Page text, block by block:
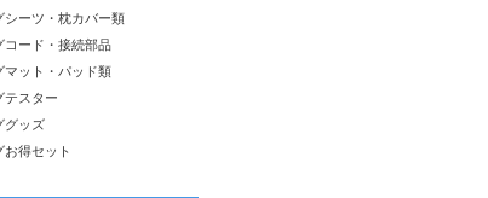
シーツ・枕カバー類
コード・接続部品
マット・パッド類
テスター
グッズ
お得セット